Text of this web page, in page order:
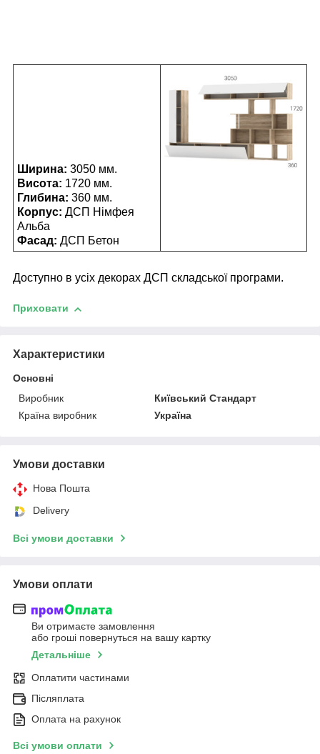
Ширина: 3050 мм.
Висота: 1720 мм.
Глибина: 360 мм.
Корпус: ДСП Німфея
Альба
Фасад: ДСП Бетон
Доступно в усіх декорах ДСП складської програми.
Приховати
Характеристики
Основні
Виробник
Київський Стандарт
Країна виробник
Україна
Умови доставки
Нова Пошта
Delivery
Всі умови доставки
Умови оплати
Ви отримаєте замовлення
або гроші повернуться на вашу картку
Детальніше
Оплатити частинами
Післяплата
Оплата на рахунок
Всі умови оплати